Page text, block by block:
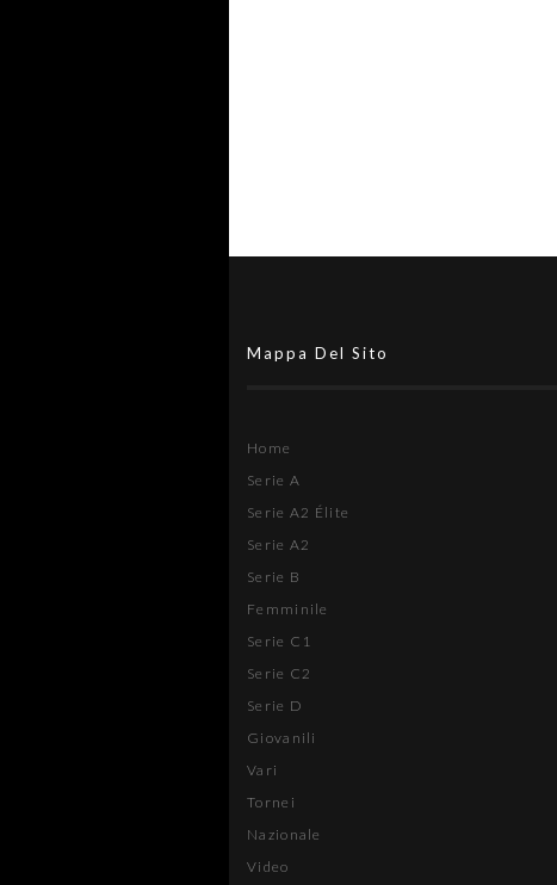
Mappa Del Sito
Home
Serie A
Serie A2 Élite
Serie A2
Serie B
Femminile
Serie C1
Serie C2
Serie D
Giovanili
Vari
Tornei
Nazionale
Video